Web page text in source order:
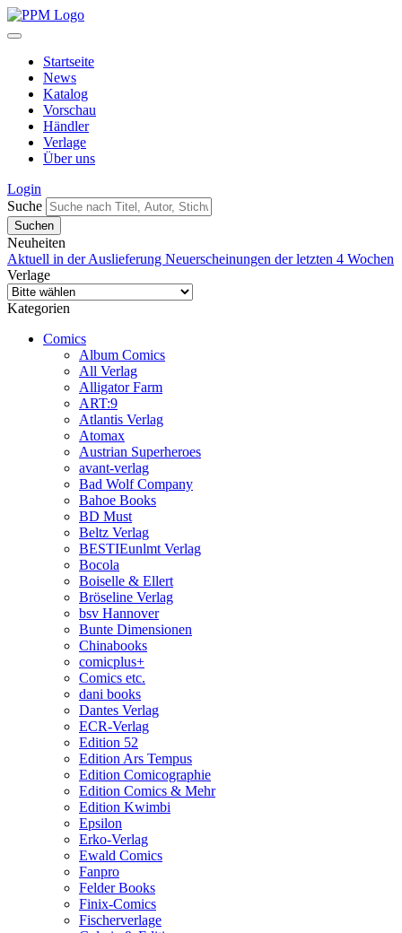
Startseite
News
Katalog
Vorschau
Händler
Verlage
Über uns
Login
Suche
Neuheiten
Aktuell in der Auslieferung Neuerscheinungen der letzten 4 Wochen
Verlage
Kategorien
Comics
Album Comics
All Verlag
Alligator Farm
ART:9
Atlantis Verlag
Atomax
Austrian Superheroes
avant-verlag
Bad Wolf Company
Bahoe Books
BD Must
Beltz Verlag
BESTIEunlmt Verlag
Bocola
Boiselle & Ellert
Bröseline Verlag
bsv Hannover
Bunte Dimensionen
Chinabooks
comicplus+
Comics etc.
dani books
Dantes Verlag
ECR-Verlag
Edition 52
Edition Ars Tempus
Edition Comicographie
Edition Comics & Mehr
Edition Kwimbi
Epsilon
Erko-Verlag
Ewald Comics
Fanpro
Felder Books
Finix-Comics
Fischerverlage